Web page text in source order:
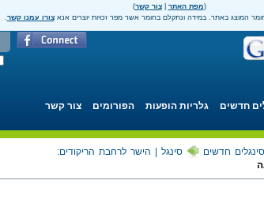
(מפת האתר |צור קשר)
המוצג באתר. במידה ונתקלם בחומר אשר מפר זכויות יוצרים אנאצורו עמנו קשר
חדשים גלריות הופעות הפורומים צור קשר
סינגלים חדשים
סינגל | הישר לרחבת הריקודים: